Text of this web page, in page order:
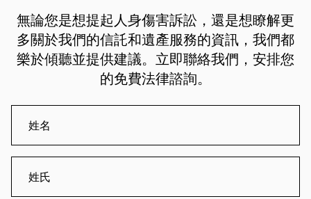
無論您是想提起人身傷害訴訟，還是想瞭解更
多關於我們的信託和遺產服務的資訊，我們都
樂於傾聽並提供建議。立即聯絡我們，安排您
的免費法律諮詢。